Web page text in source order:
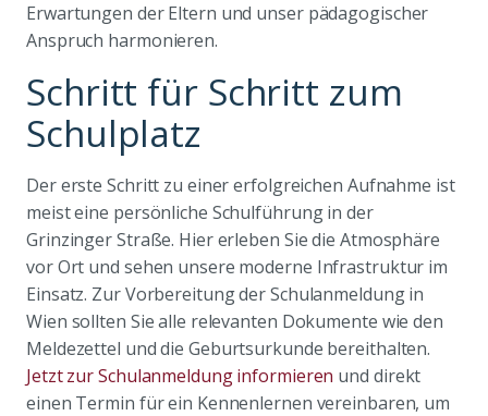
Erwartungen der Eltern und unser pädagogischer
Anspruch harmonieren.
Schritt für Schritt zum
Schulplatz
Der erste Schritt zu einer erfolgreichen Aufnahme ist
meist eine persönliche Schulführung in der
Grinzinger Straße. Hier erleben Sie die Atmosphäre
vor Ort und sehen unsere moderne Infrastruktur im
Einsatz. Zur Vorbereitung der Schulanmeldung in
Wien sollten Sie alle relevanten Dokumente wie den
Meldezettel und die Geburtsurkunde bereithalten.
Jetzt zur Schulanmeldung informieren und direkt
einen Termin für ein Kennenlernen vereinbaren, um